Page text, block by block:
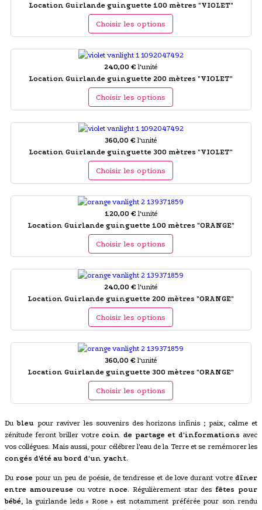
Location Guirlande guinguette 100 mètres "VIOLET"
Choisir les options
240,00 € l'unité
Location Guirlande guinguette 200 mètres "VIOLET"
Choisir les options
360,00 € l'unité
Location Guirlande guinguette 300 mètres "VIOLET"
Choisir les options
120,00 € l'unité
Location Guirlande guinguette 100 mètres "ORANGE"
Choisir les options
240,00 € l'unité
Location Guirlande guinguette 200 mètres "ORANGE"
Choisir les options
360,00 € l'unité
Location Guirlande guinguette 300 mètres "ORANGE"
Choisir les options
Dubleu pour raviver les souvenirs des horizons infinis ; paix, calme et
zénitude feront briller votrecoin de partage et d'informations avec
vos collégues. Mais aussi, pour célébrer l'eau de la Terre et se remémorer les
congés d'été au bord d'un yacht.
Du rose pour un peu de poésie, de tendresse et de love durant votre dîner
entre amoureuseou votre noce. Régulièrement star des fêtes pour
bébé, la guirlande leds « Rose » est notamment préférée pour son rendu